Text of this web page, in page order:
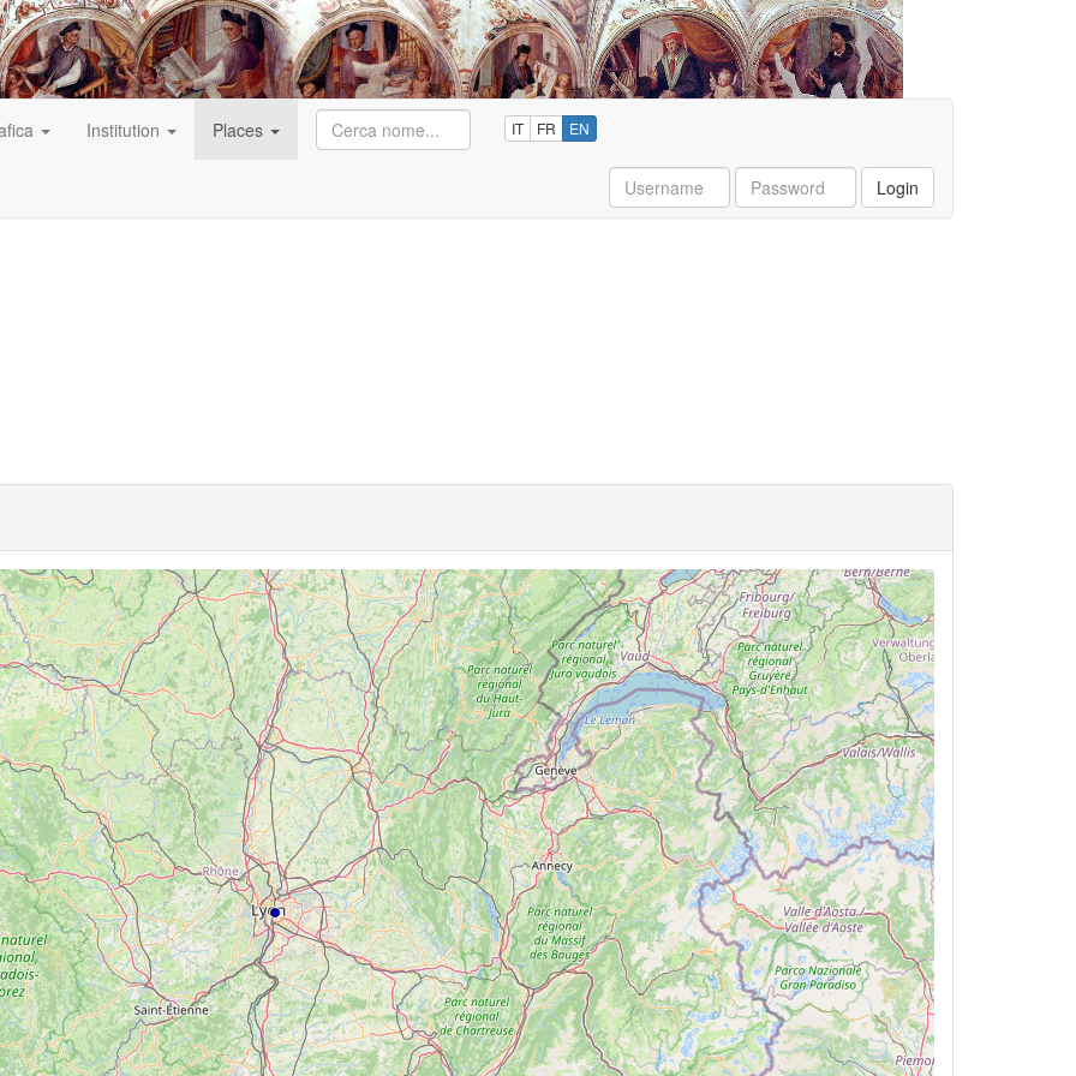
Institution Places IT FR EN
Username Password Login